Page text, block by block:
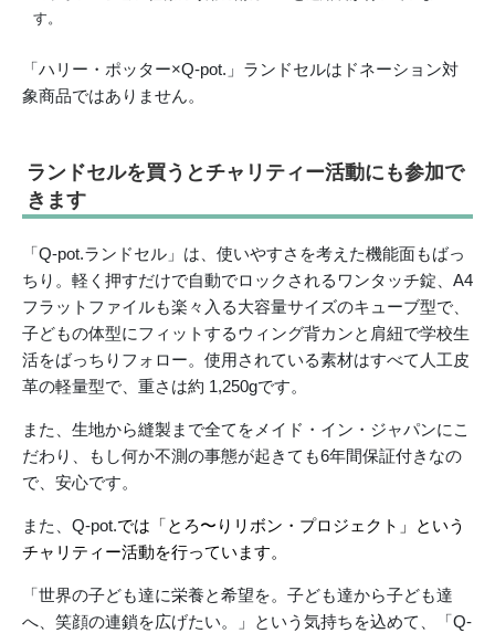
す。
「ハリー・ポッター×Q-pot.」ランドセルはドネーション対
象商品ではありません。
ランドセルを買うとチャリティー活動にも参加で
きます
「Q-pot.ランドセル」は、使いやすさを考えた機能面もばっ
ちり。軽く押すだけで自動でロックされるワンタッチ錠、A4
フラットファイルも楽々入る大容量サイズのキューブ型で、
子どもの体型にフィットするウィング背カンと肩紐で学校生
活をばっちりフォロー。使用されている素材はすべて人工皮
革の軽量型で、重さは約 1,250gです。
また、生地から縫製まで全てをメイド・イン・ジャパンにこ
だわり、もし何か不測の事態が起きても6年間保証付きなの
で、安心です。
また、Q-pot.では「とろ〜りリボン・プロジェクト」という
チャリティー活動を行っています。
「世界の子ども達に栄養と希望を。子ども達から子ども達
へ、笑顔の連鎖を広げたい。」という気持ちを込めて、「Q-